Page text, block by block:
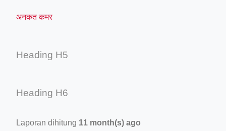
अनकत कमर
Heading H5
Heading H6
Laporan dihitung 11 month(s) ago